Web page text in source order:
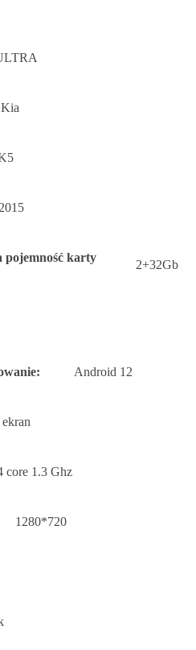
Kia
pojemność karty
2+32Gb
Android 12
core 1.3 Ghz
1280*720